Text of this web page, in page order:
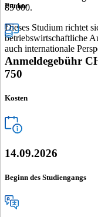
85'000.
Dieses Studium richtet
betriebswirtschaftliche
auch internationale
Punkte
Anmeldegebühr
750
Kosten
14.09.2026
Beginn des Studiengangs